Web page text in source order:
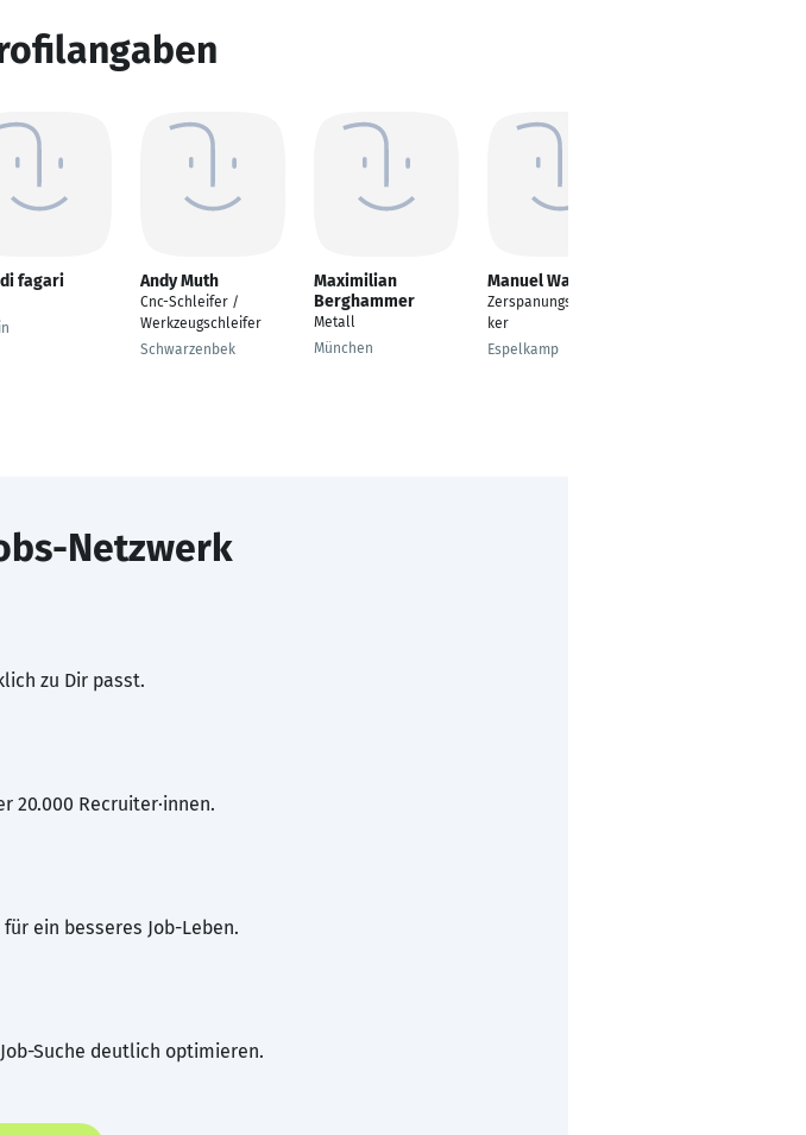
fagari Andy Muth
Cnc-Schleifer /
Werkzeugschleifer
Schwarzenbek
Maximilian
Berghammer
Metall
München
Manuel Walker
Zerspanungsmechani
ker
Espelkamp
Netzwerk
zu Dir passt.
20.000 Recruiter·innen.
ein besseres Job-Leben.
Suche deutlich optimieren.